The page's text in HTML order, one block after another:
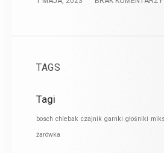
TAGS
Tagi
bosch chlebak czajnik garnki głośniki
żarówka